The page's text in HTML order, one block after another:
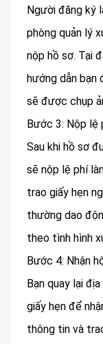
Người đăng ký
phòng quản lý
nộp hồ sơ. Tại
hướng dẫn bạn
sẽ được chụp
Bước 3: Nộp lệ
Sau khi hồ sơ
sẽ nộp lệ phí
trao giấy hẹn
thường dao
theo tình hình
Bước 4: Nhận
Bạn quay lại
giấy hẹn để
thông tin và